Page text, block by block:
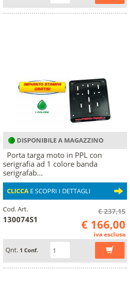
DISPONIBILE A MAGAZZINO
Porta targa moto in PPL con
serigrafia ad 1 colore banda
serigrafab...
CLICCAE SCOPRI I DETTAGLI
Cod. Art.
130074S1
€ 237,15
€ 166,00
iva esclusa
Qnt. 1 Conf.